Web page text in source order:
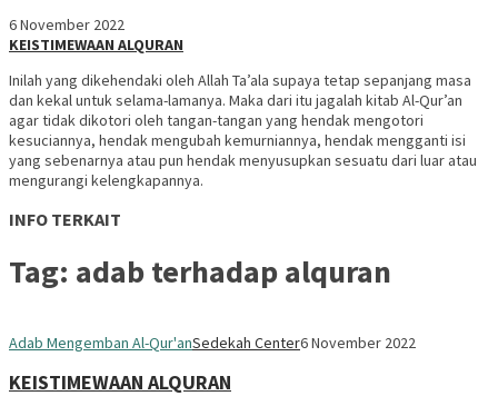
6 November 2022
KEISTIMEWAAN ALQURAN
Inilah yang dikehendaki oleh Allah Ta’ala supaya tetap sepanjang masa
dan kekal untuk selama-lamanya. Maka dari itu jagalah kitab Al-Qur’an
agar tidak dikotori oleh tangan-tangan yang hendak mengotori
kesuciannya, hendak mengubah kemurniannya, hendak mengganti isi
yang sebenarnya atau pun hendak menyusupkan sesuatu dari luar atau
mengurangi kelengkapannya.
INFO TERKAIT
Tag: adab terhadap alquran
Adab Mengemban Al-Qur'anSedekah Center6 November 2022
KEISTIMEWAAN ALQURAN